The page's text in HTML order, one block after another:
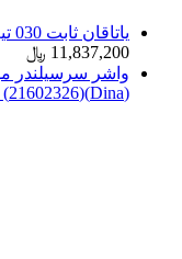
یاتاقان ثابت 030 تیپ 5 پژو 206 -دیناپارت-(Dina)(21602317)
11,837,200 ﷼
(Dina)(21602326)